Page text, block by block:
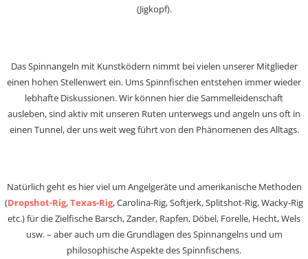
(Jigkopf).
Das Spinnangeln mit Kunstködern nimmt bei vielen unserer Mitglieder
einen hohen Stellenwert ein. Ums Spinnfischen entstehen immer wieder
lebhafte Diskussionen. Wir können hier die Sammelleidenschaft
ausleben, sind aktiv mit unseren Ruten unterwegs und angeln uns oft in
einen Tunnel, der uns weit weg führt von den Phänomenen des Alltags.
Natürlich geht es hier viel um Angelgeräte und amerikanische Methoden
(Dropshot-Rig,Texas-Rig, Carolina-Rig, Softjerk, Splitshot-Rig, Wacky-Rig
etc.) für die Zielfische Barsch, Zander, Rapfen, Döbel, Forelle, Hecht, Wels
usw. – aber auch um die Grundlagen des Spinnangelns und um
philosophische Aspekte des Spinnfischens.